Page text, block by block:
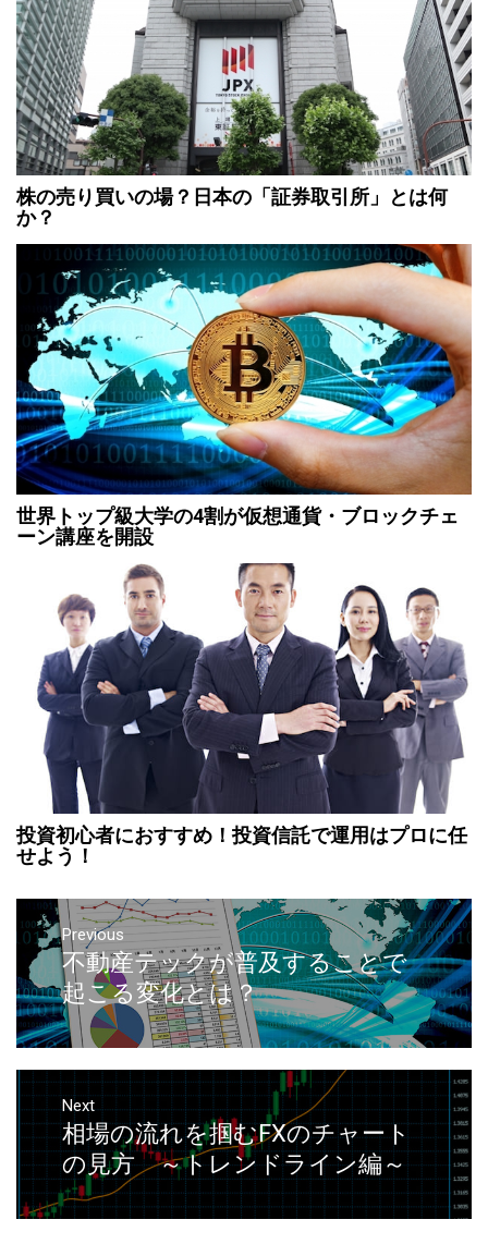
株の売り買いの場？日本の「証券取引所」とは何
か？
世界トップ級大学の4割が仮想通貨・ブロックチェ
ーン講座を開設
投資初心者におすすめ！投資信託で運用はプロに任
せよう！
Previous
不動産テックが普及することで
起こる変化とは？
Next
相場の流れを掴むFXのチャート
の見方 ～トレンドライン編～